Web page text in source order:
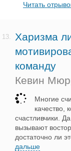
Читать
13.
Харизма
команду
Кевин
Многие
качество,
счастливчики.
вызывают
достаточно ли
дальше